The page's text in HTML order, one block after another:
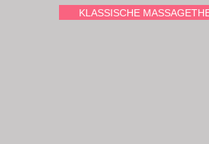
KLASSISCHE